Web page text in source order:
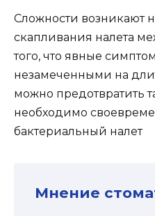
Сложности возникают
скапливания налета
того, что явные
незамеченными на
можно предотвратить
необходимо
бактериальный налет
Мнение